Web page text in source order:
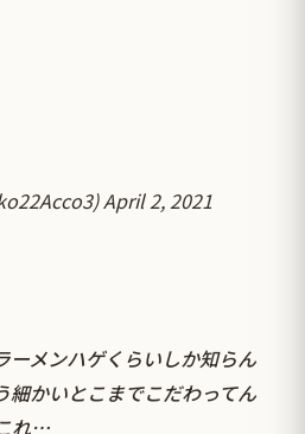
April 2, 2021
ーメンハゲくらいしか知らん
細かいとこまでこだわってん
れ…